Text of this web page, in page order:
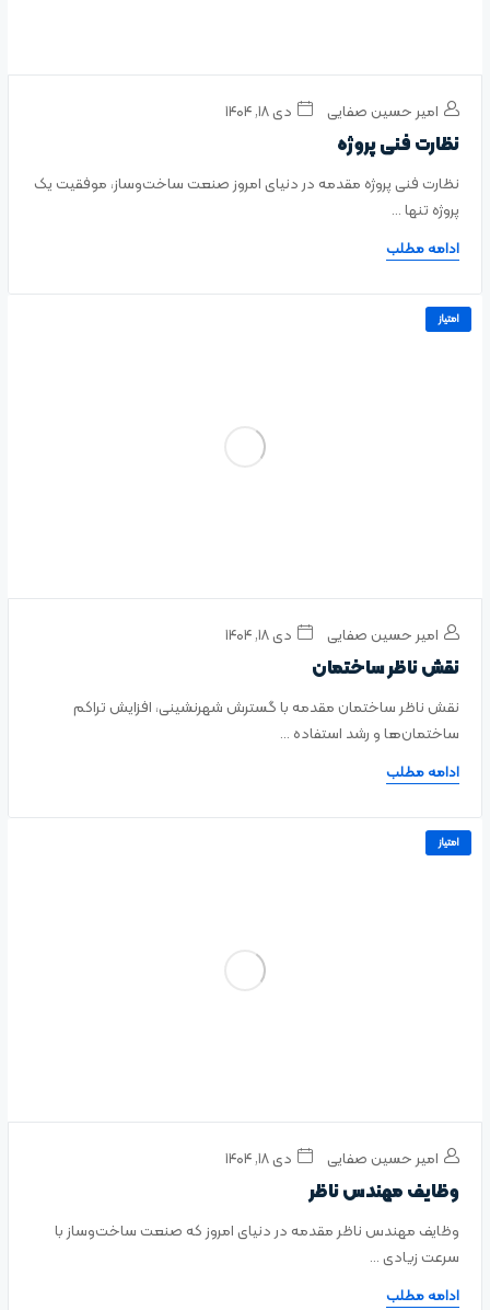
امیر حسین صفایی دی ۱۸, ۱۴۰۴
نظارت فنی پروژه
نظارت فنی پروژه مقدمه در دنیای امروز صنعت ساخت‌وساز، موفقیت یک
پروژه تنها ...
ادامه مطلب
امتیاز
امیر حسین صفایی دی ۱۸, ۱۴۰۴
نقش ناظر ساختمان
نقش ناظر ساختمان مقدمه با گسترش شهرنشینی، افزایش تراکم
ساختمان‌ها و رشد استفاده ...
ادامه مطلب
امتیاز
امیر حسین صفایی دی ۱۸, ۱۴۰۴
وظایف مهندس ناظر
وظایف مهندس ناظر مقدمه در دنیای امروز که صنعت ساخت‌وساز با
سرعت زیادی ...
ادامه مطلب